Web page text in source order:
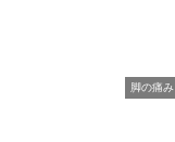
脚の痛み